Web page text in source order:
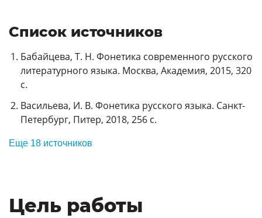
Список источников
Бабайцева, Т. Н. Фонетика современного русского
литературного языка. Москва, Академия, 2015, 320
с.
Васильева, И. В. Фонетика русского языка. Санкт-
Петербург, Питер, 2018, 256 с.
Еще 18 источников
Цель работы